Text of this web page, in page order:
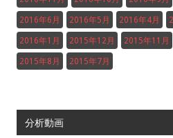
2016年6月 2016年5月 2016年4月
2016年1月 2015年12月 2015年11月
2015年8月 2015年7月
分析動画